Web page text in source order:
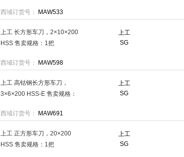
西域订货号： MAW533
上工
SG
上工 长方形车刀，2×10×200
HSS 售卖规格：1把
西域订货号： MAW598
上工
SG
上工 高钴钢长方形车刀，
3×6×200 HSS-E 售卖规格：
西域订货号：
MAW691
上工
SG
上工 正方形车刀，20×200
HSS 售卖规格：1把